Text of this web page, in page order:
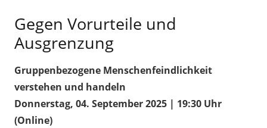
Gegen Vorurteile und
Ausgrenzung
Gruppenbezogene Menschenfeindlichkeit
verstehen und handeln
Donnerstag, 04. September 2025 | 19:30 Uhr
(Online)